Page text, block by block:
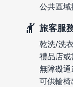
公共區
旅客服
乾洗/洗
禮品店
無障礙
可供輪